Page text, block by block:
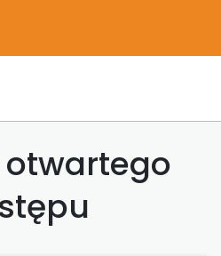
otwartego